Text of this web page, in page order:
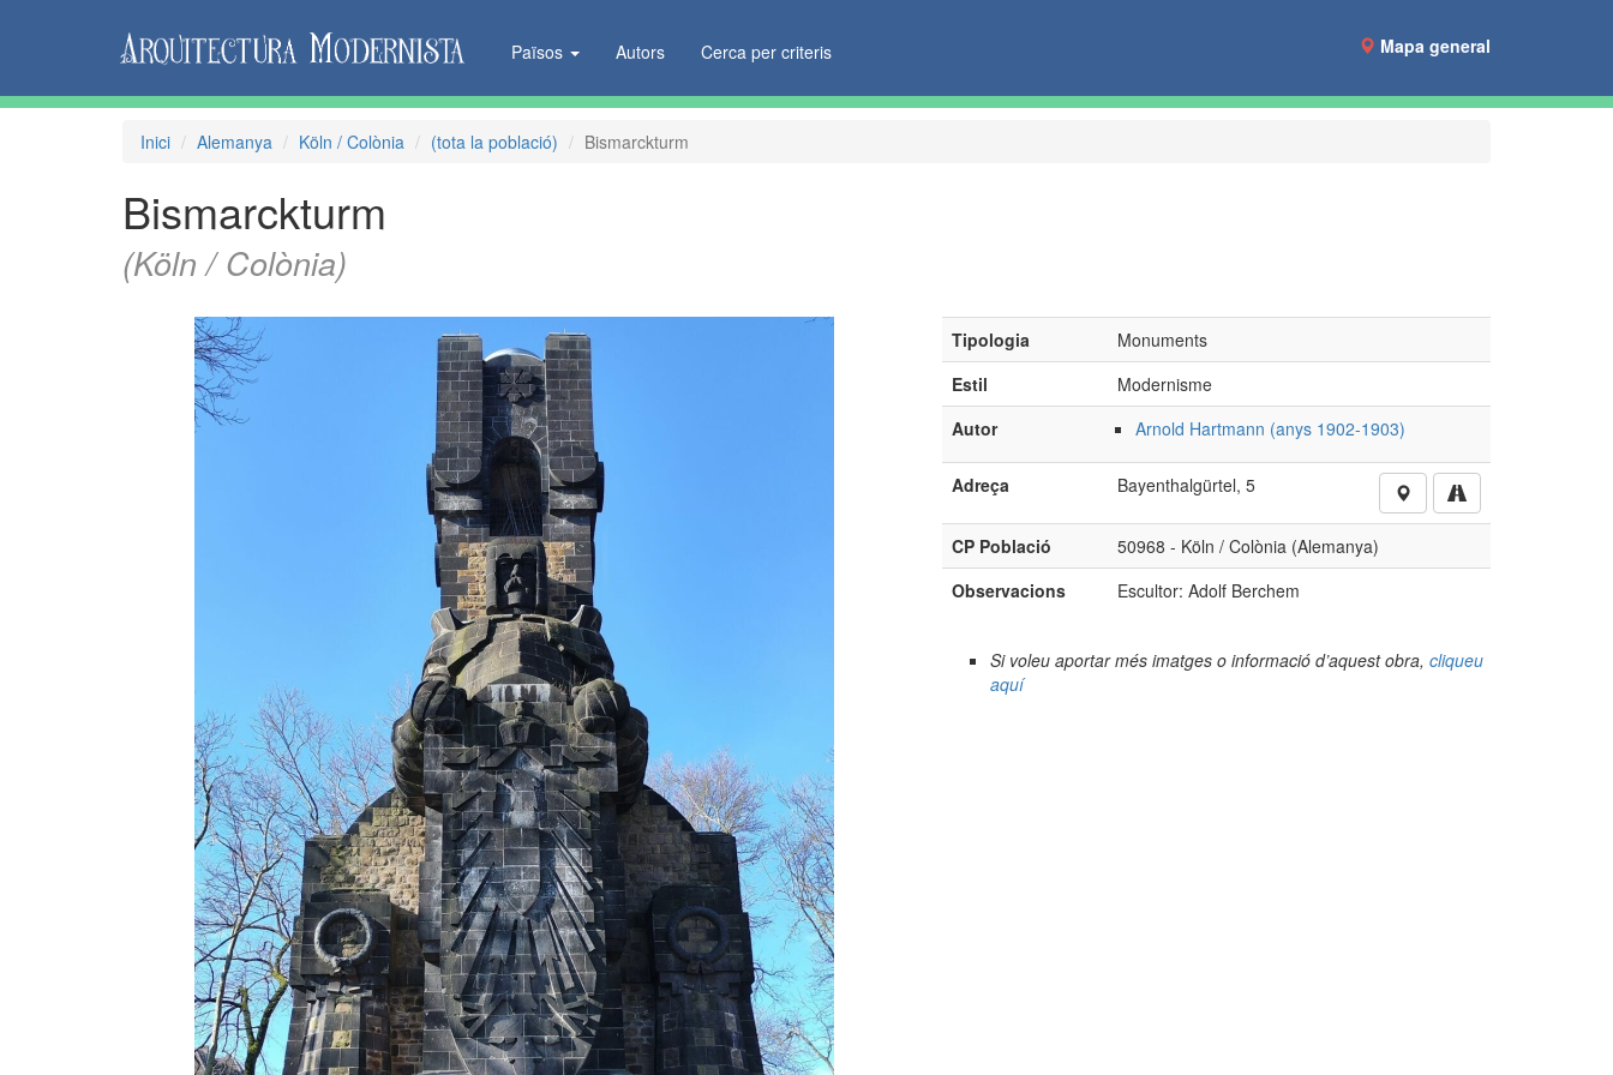
Països Autors Cerca per criteris Mapa general
Inici Alemanya Köln / Colònia (tota la població) Bismarckturm
Bismarckturm
(Köln / Colònia)
Tipologia
Monuments
Estil
Modernisme
Autor
Arnold Hartmann (anys 1902-1903)
Adreça Bayenthalgürtel, 5
CP Població
50968 - Köln / Colònia (Alemanya)
Observacions
Escultor: Adolf Berchem
Si voleu aportar més imatges o informació d’aquest obra, cliqueu
aquí